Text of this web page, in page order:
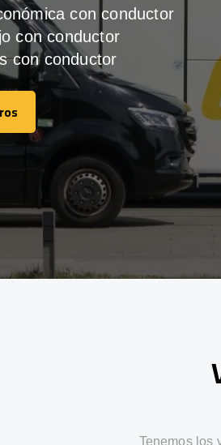
con conductor
con conductor
con conductor
Tenemos los